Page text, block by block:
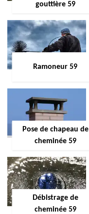
gouttière 59
Ramoneur 59
Pose de chapeau de
cheminée 59
Débistrage de
cheminée 59